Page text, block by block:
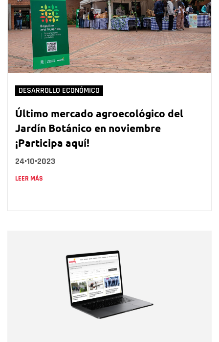
DESARROLLO ECONÓMICO
Último mercado agroecológico del
Jardín Botánico en noviembre
¡Participa aquí!
24•10•2023
LEER MÁS
Correo electrónico
Tipo de comentario